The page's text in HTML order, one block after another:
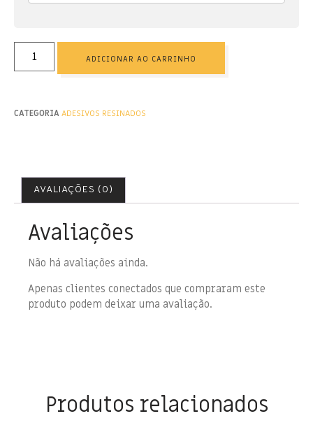
ADICIONAR AO CARRINHO
CATEGORIAADESIVOS RESINADOS
AVALIAÇÕES (0)
Avaliações
Não há avaliações ainda.
Apenas clientes conectados que compraram este
produto podem deixar uma avaliação.
Produtos relacionados